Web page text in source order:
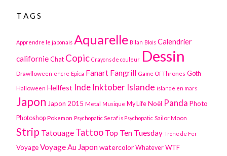
TAGS
Apprendre le japonais Aquarelle Bilan Blois Calendrier
californie Chat Copic Crayons de couleur Dessin
Drawlloween encre Epica Fanart Fangrill Game Of Thrones Goth
Halloween Hellfest Inde Inktober Islande islande en mars
Japon Japon 2015 Metal Musique My Life Noël Panda Photo
Photoshop Pokemon Psychopatic Seraf is Psychopatic Sailor Moon
Strip Tatouage Tattoo Top Ten Tuesday Trone de Fer
Voyage Voyage Au Japon watercolor Whatever WTF